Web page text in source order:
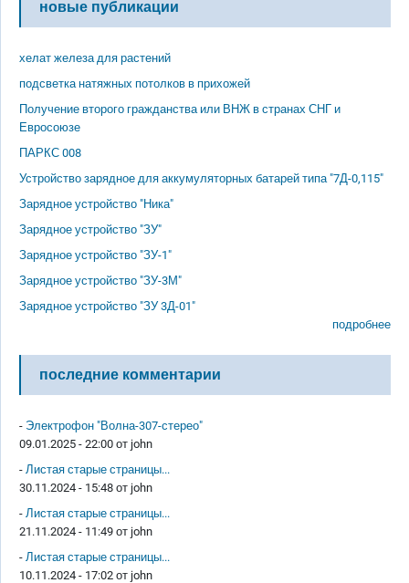
новые публикации
хелат железа для растений
подсветка натяжных потолков в прихожей
Получение второго гражданства или ВНЖ в странах СНГ и
Евросоюзе
ПАРКС 008
Устройство зарядное для аккумуляторных батарей типа "7Д-0,115"
Зарядное устройство "Ника"
Зарядное устройство "ЗУ"
Зарядное устройство "ЗУ-1"
Зарядное устройство "ЗУ-3М"
Зарядное устройство "ЗУ 3Д-01"
подробнее
последние комментарии
- Электрофон "Волна-307-стерео"
09.01.2025 - 22:00 от john
- Листая старые страницы...
30.11.2024 - 15:48 от john
- Листая старые страницы...
21.11.2024 - 11:49 от john
- Листая старые страницы...
10.11.2024 - 17:02 от john